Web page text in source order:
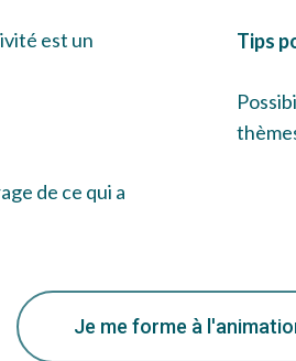
est un
de ce qui a
Tips
Je me forme à